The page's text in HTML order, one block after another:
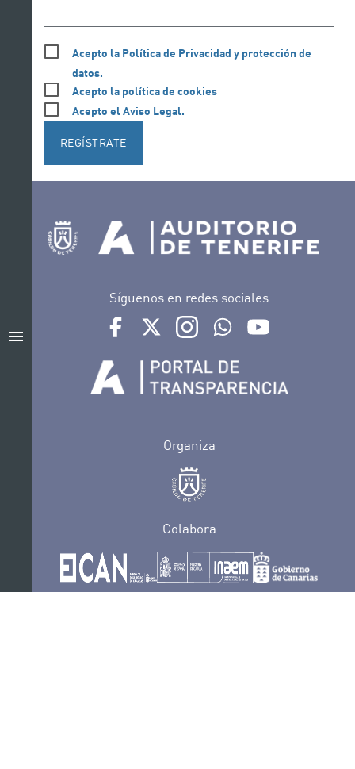
menu
Acepto la Política de Privacidad y protección de
datos.
Acepto la política de cookies
Acepto el Aviso Legal.
REGÍSTRATE
Síguenos en redes sociales
Ir a perfil de Auditorio de Tenerife en Facebook
Ir a perfil de Auditorio de Tenerife en
Ir a perfil de Auditorio de
Ir al Boletín Whatsapp
Organiza
Colabora